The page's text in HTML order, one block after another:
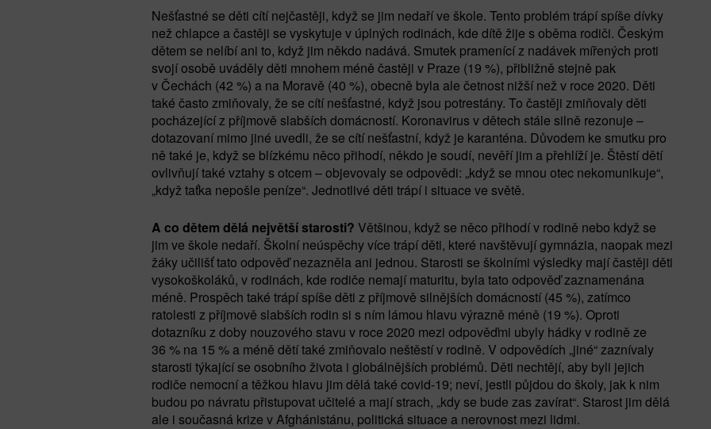
Nešťastné se děti cítí nejčastěji, když se jim nedaří ve škole. Tento problém trápí spíše dívky
než chlapce a častěji se vyskytuje v úplných rodinách, kde dítě žije s oběma rodiči. Českým
dětem se nelíbí ani to, když jim někdo nadává. Smutek pramenící z nadávek mířených proti
svojí osobě uváděly děti mnohem méně častěji v Praze (19 %), přibližně stejně pak
v Čechách (42 %) a na Moravě (40 %), obecně byla ale četnost nižší než v roce 2020. Děti
také často zmiňovaly, že se cítí nešťastné, když jsou potrestány. To častěji zmiňovaly děti
pocházející z příjmově slabších domácností. Koronavirus v dětech stále silně rezonuje –
dotazovaní mimo jiné uvedli, že se cítí nešťastní, když je karanténa. Důvodem ke smutku pro
ně také je, když se blízkému něco přihodí, někdo je soudí, nevěří jim a přehlíží je. Štěstí dětí
ovlivňují také vztahy s otcem – objevovaly se odpovědi: „když se mnou otec nekomunikuje“,
„když taťka nepošle peníze“. Jednotlivé děti trápí i situace ve světě.
A co dětem dělá největší starosti? Většinou, když se něco přihodí v rodině nebo když se
jim ve škole nedaří. Školní neúspěchy více trápí děti, které navštěvují gymnázia, naopak mezi
žáky učilišť tato odpověď nezazněla ani jednou. Starosti se školními výsledky mají častěji děti
vysokoškoláků, v rodinách, kde rodiče nemají maturitu, byla tato odpověď zaznamenána
méně. Prospěch také trápí spíše děti z příjmově silnějších domácností (45 %), zatímco
ratolesti z příjmově slabších rodin si s ním lámou hlavu výrazně méně (19 %). Oproti
dotazníku z doby nouzového stavu v roce 2020 mezi odpověďmi ubyly hádky v rodině ze
36 % na 15 % a méně dětí také zmiňovalo neštěstí v rodině. V odpovědích „jiné“ zaznívaly
starosti týkající se osobního života i globálnějších problémů. Děti nechtějí, aby byli jejich
rodiče nemocní a těžkou hlavu jim dělá také covid-19; neví, jestli půjdou do školy, jak k nim
budou po návratu přistupovat učitelé a mají strach, „kdy se bude zas zavírat“. Starost jim dělá
ale i současná krize v Afghánistánu, politická situace a nerovnost mezi lidmi.